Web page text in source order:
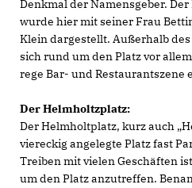
Denkmal der Namensgeber.
wurde hier mit seiner Frau
Klein dargestellt. Außerhalb
sich rund um den Platz vor
rege Bar- und Restaurantszene
Der Helmholtzplatz:
Der Helmholtplatz, kurz auch
viereckig angelegte Platz fast
Treiben mit vielen Geschäften
um den Platz anzutreffen.